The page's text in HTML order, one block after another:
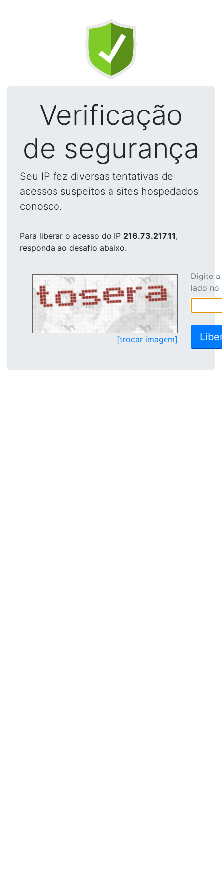
Verificação
de segurança
Seu IP fez diversas tentativas de
acessos suspeitos a sites hospedados
conosco.
Para liberar o acesso do IP 216.73.217.11,
responda ao desafio abaixo.
[trocar imagem]
Digite
lado no